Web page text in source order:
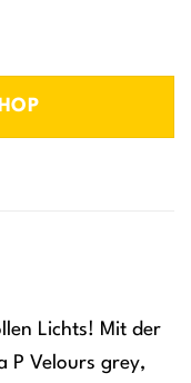
Lichts! Mit der
P Velours grey,